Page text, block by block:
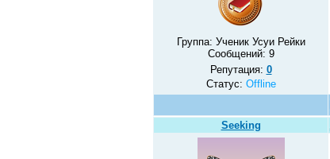
Группа: Ученик Усуи Рейки
Сообщений: 9
Репутация: 0
Статус: Offline
Seeking